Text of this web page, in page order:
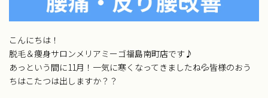
こんにちは！
脱毛＆痩身サロンメリアミーゴ福島南町店です♪
あっという間に11月！一気に寒くなってきましたね💦皆様のおう
ちはこたつは出しますか？？